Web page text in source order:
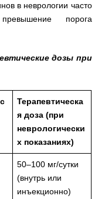
в неврологии часто
порога
дозы при
Терапевтическа
я доза (при
неврологически
х показаниях)
50–100 мг/сутки
(внутрь или
инъекционно)